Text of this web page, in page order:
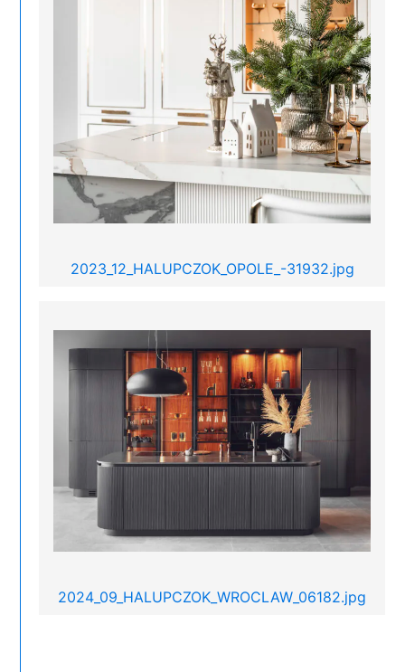
2023_12_HALUPCZOK_OPOLE_-31932.jpg
2024_09_HALUPCZOK_WROCLAW_06182.jpg